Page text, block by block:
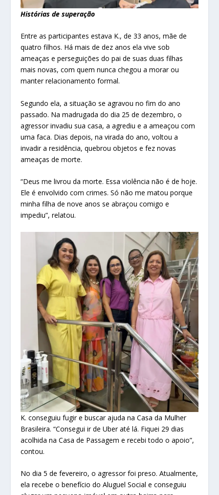
Histórias de superação
Entre as participantes estava K., de 33 anos, mãe de
quatro filhos. Há mais de dez anos ela vive sob
ameaças e perseguições do pai de suas duas filhas
mais novas, com quem nunca chegou a morar ou
manter relacionamento formal.
Segundo ela, a situação se agravou no fim do ano
passado. Na madrugada do dia 25 de dezembro, o
agressor invadiu sua casa, a agrediu e a ameaçou com
uma faca. Dias depois, na virada do ano, voltou a
invadir a residência, quebrou objetos e fez novas
ameaças de morte.
“Deus me livrou da morte. Essa violência não é de hoje.
Ele é envolvido com crimes. Só não me matou porque
minha filha de nove anos se abraçou comigo e
impediu”, relatou.
K. conseguiu fugir e buscar ajuda na Casa da Mulher
Brasileira. “Consegui ir de Uber até lá. Fiquei 29 dias
acolhida na Casa de Passagem e recebi todo o apoio”,
contou.
No dia 5 de fevereiro, o agressor foi preso. Atualmente,
ela recebe o benefício do Aluguel Social e conseguiu